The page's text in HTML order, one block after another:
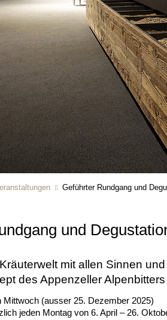
Geführter Rundgang und
und
mit allen Sinnen
des Appenzeller
Mittwoch (ausser 25. Dezember 2025)
jeden Montag von 6. April – 26.